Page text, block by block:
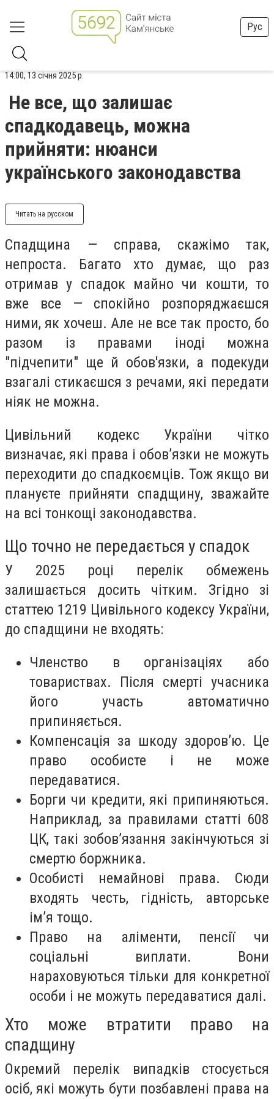
Рус
14:00, 13 січня 2025 р.
Не все, що залишає
спадкодавець, можна
прийняти: нюанси
українського законодавства
Читать на русском
Спадщина — справа, скажімо так,
непроста. Багато хто думає, що раз
отримав у спадок майно чи кошти, то
вже все — спокійно розпоряджаєшся
ними, як хочеш. Але не все так просто, бо
разом із правами іноді можна
"підчепити" ще й обов'язки, а подекуди
взагалі стикаєшся з речами, які передати
ніяк не можна.
Цивільний кодекс України чітко
визначає, які права і обов’язки не можуть
переходити до спадкоємців. Тож якщо ви
плануєте прийняти спадщину, зважайте
на всі тонкощі законодавства.
Що точно не передається у спадок
У 2025 році перелік обмежень
залишається досить чітким. Згідно зі
статтею 1219 Цивільного кодексу України,
до спадщини не входять:
Членство в організаціях або
товариствах. Після смерті учасника
його участь автоматично
припиняється.
Компенсація за шкоду здоров’ю. Це
право особисте і не може
передаватися.
Борги чи кредити, які припиняються.
Наприклад, за правилами статті 608
ЦК, такі зобов’язання закінчуються зі
смертю боржника.
Особисті немайнові права. Сюди
входять честь, гідність, авторське
ім’я тощо.
Право на аліменти, пенсії чи
соціальні виплати. Вони
нараховуються тільки для конкретної
особи і не можуть передаватися далі.
Хто може втратити право на
спадщину
Окремий перелік випадків стосується
осіб, які можуть бути позбавлені права на